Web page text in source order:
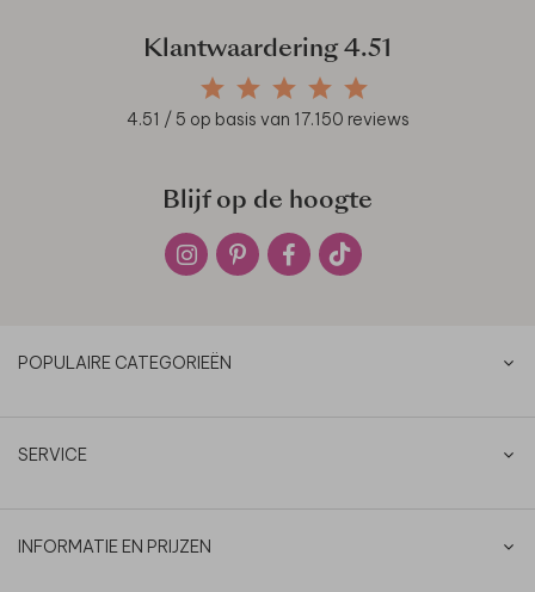
Klantwaardering 4.51
4.51 / 5 op basis van 17.150 reviews
Blijf op de hoogte
POPULAIRE CATEGORIEËN
SERVICE
INFORMATIE EN PRIJZEN